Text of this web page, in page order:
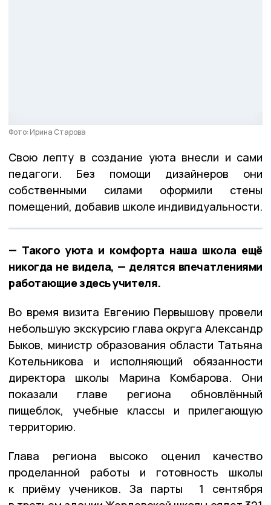
Фото: Ирина Старова
Свою лепту в создание уюта внесли и сами
педагоги. Без помощи дизайнеров они
собственными силами оформили стены
помещений, добавив школе индивидуальности.
— Такого уюта и комфорта наша школа ещё
никогда не видела, — делятся впечатлениями
работающие здесь учителя.
Во время визита Евгению Первышову провели
небольшую экскурсию глава округа Александр
Быков, министр образования области Татьяна
Котельникова и исполняющий обязанности
директора школы Марина Комбарова. Они
показали главе региона обновлённый
пищеблок, учебные классы и прилегающую
территорию.
Глава региона высоко оценил качество
проделанной работы и готовность школы
к приёму учеников. За парты 1 сентября